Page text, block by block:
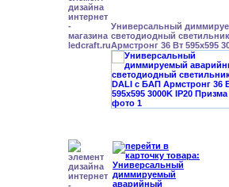
Универсальный
светодиодный
Армстронг 36 Вт 595x595